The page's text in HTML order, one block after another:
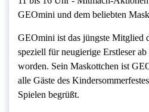
GEOmini und dem beliebten
GEOmini ist das jüngste Mitglied
speziell für neugierige Erstleser
worden. Sein Maskottchen ist
alle Gäste des
Spielen begrüßt.